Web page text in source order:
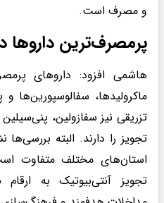
و مصرف است.
پرمصرف‌ترین داروها
هاشمی افزود: داروهای
ماکرولیدها،
تزریقی نیز سفازولین،
تجویز را دارند. البته
استان‌های مختلف متفاوت
تجویز آنتی‌بیوتیک به